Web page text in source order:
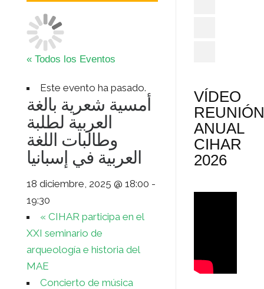
« Todos los Eventos
Este evento ha pasado.
أمسية شعرية بالغة
العربية لطلبة
وطالبات اللغة
العربية في إسبانيا
18 diciembre, 2025 @ 18:00 -
19:30
« CIHAR participa en el
XXI seminario de
arqueología e historia del
MAE
Concierto de música
VÍDEO
ANUAL
CIHAR
2026